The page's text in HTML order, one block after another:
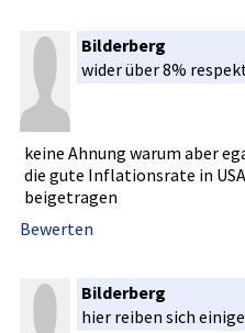
Bilderberg
wider über 8%
keine Ahnung warum aber
die gute Inflations­rate in
beigetrage­n
Bewerten
Bilderberg
hier reiben sich